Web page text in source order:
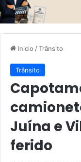
Inicio /Trânsito
Trânsito
Juína e
ferido